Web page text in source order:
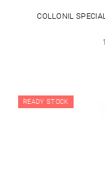
COLLONIL
READY STOCK